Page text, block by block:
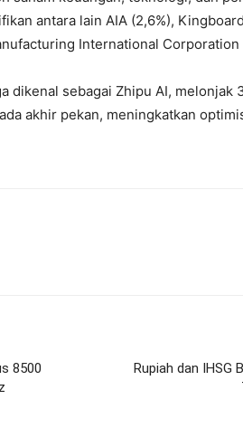
antara lain AIA (2,6%),
International Corporation
dikenal sebagai Zhipu AI, melonjak
akhir pekan, meningkatkan
8500
Rupiah dan IHSG